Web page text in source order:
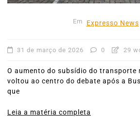
Em Expresso News
31 de março de 2026 0 29
O aumento do subsídio do transporte
voltou ao centro do debate após a
que
Leia a matéria completa